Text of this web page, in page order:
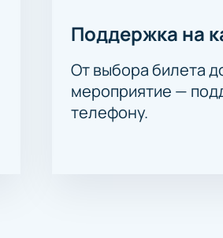
Поддержка на
От выбора билета
мероприятие —
телефону.